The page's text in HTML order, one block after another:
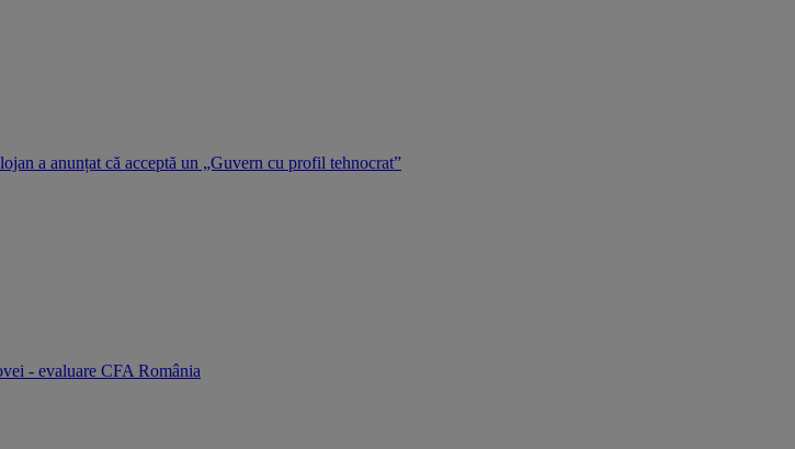
a anunțat că acceptă un „Guvern cu profil tehnocrat”
- evaluare CFA România